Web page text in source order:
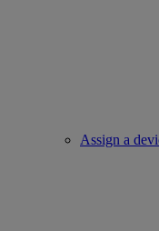
Assign a